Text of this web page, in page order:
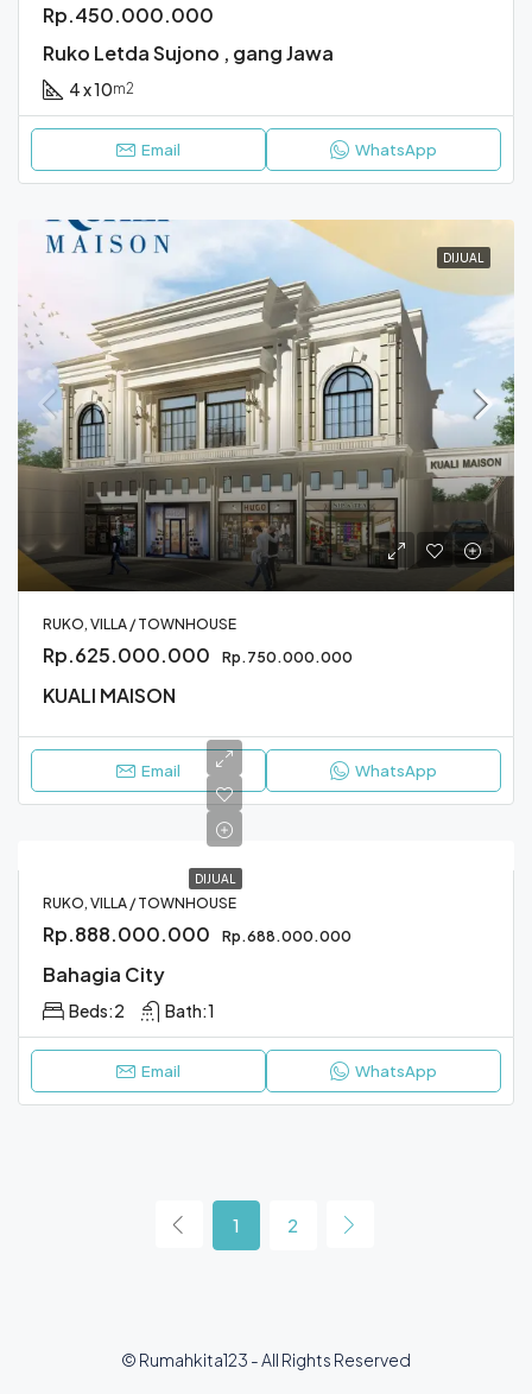
Rp.450.000.000
Ruko Letda Sujono , gang Jawa
4 x 10m2
Email WhatsApp
DIJUAL
RUKO, VILLA / TOWNHOUSE
Rp.625.000.000 Rp.750.000.000
KUALI MAISON
Email WhatsApp
DIJUAL
RUKO, VILLA / TOWNHOUSE
Rp.888.000.000 Rp.688.000.000
Bahagia City
Beds:2 Bath:1
Email WhatsApp
1 2
© Rumahkita123 - All Rights Reserved